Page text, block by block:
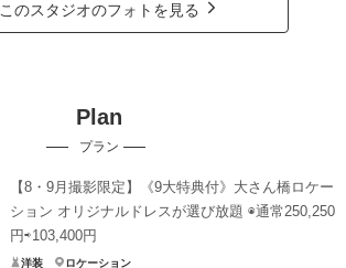
このスタジオのフォトを見る
Plan
プラン
【8・9月撮影限定】《9大特典付》大さん橋ロケー
ション オリジナルドレスが選び放題 ◉通常250,250
円⇨103,400円
洋装 ロケーション